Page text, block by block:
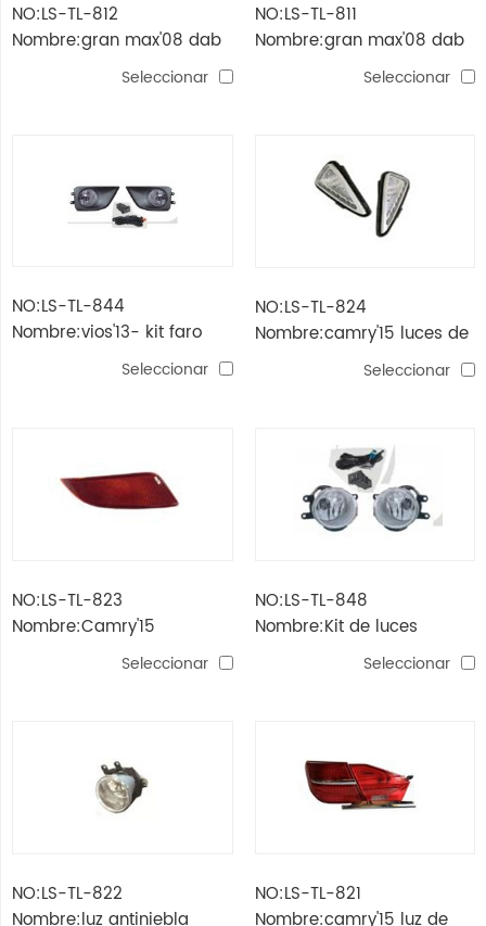
NO:LS-TL-812
Nombre:gran max'08 dab
bas / pick up'08 luz
Seleccionar
NO:LS-TL-811
Nombre:gran max'08 dab
bas van '08 lámpara de
Seleccionar
NO:LS-TL-844
Nombre:vios'13- kit faro
antiniebla (h16 12v 19w)
Seleccionar
NO:LS-TL-824
Nombre:camry'15 luces de
circulación diurnaSeleccionar
NO:LS-TL-823
Nombre:Camry'15
parachoques trasero con
Seleccionar
NO:LS-TL-848
Nombre:Kit de luces
antiniebla camry /Seleccionar
NO:LS-TL-822
Nombre:luz antiniebla
NO:LS-TL-821
Nombre:camry'15 luz de